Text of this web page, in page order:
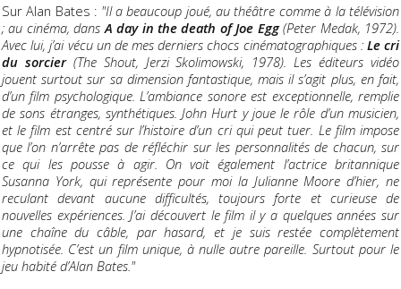
Sur Alan Bates : "Il a beaucoup joué, au théâtre comme à la télévision
; au cinéma, dans A day in the death of Joe Egg(Peter Medak, 1972).
Avec lui, j’ai vécu un de mes derniers chocs cinématographiques : Le cri
du sorcier(The Shout, Jerzi Skolimowski, 1978). Les éditeurs vidéo
jouent surtout sur sa dimension fantastique, mais il s’agit plus, en fait,
d’un film psychologique. L’ambiance sonore est exceptionnelle, remplie
de sons étranges, synthétiques. John Hurt y joue le rôle d’un musicien,
et le film est centré sur l’histoire d’un cri qui peut tuer. Le film impose
que l’on n’arrête pas de réfléchir sur les personnalités de chacun, sur
ce qui les pousse à agir. On voit également l’actrice britannique
Susanna York, qui représente pour moi la Julianne Moore d’hier, ne
reculant devant aucune difficultés, toujours forte et curieuse de
nouvelles expériences. J’ai découvert le film il y a quelques années sur
une chaîne du câble, par hasard, et je suis restée complètement
hypnotisée. C’est un film unique, à nulle autre pareille. Surtout pour le
jeu habité d’Alan Bates."